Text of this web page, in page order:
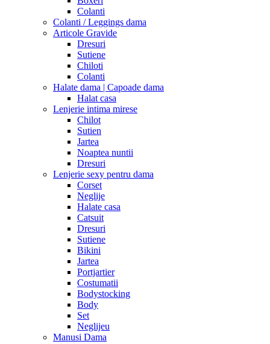
Colanti
Colanti / Leggings dama
Articole Gravide
Dresuri
Sutiene
Chiloti
Colanti
Halate dama | Capoade dama
Halat casa
Lenjerie intima mirese
Chilot
Sutien
Jartea
Noaptea nuntii
Dresuri
Lenjerie sexy pentru dama
Corset
Neglije
Halate casa
Catsuit
Dresuri
Sutiene
Bikini
Jartea
Portjartier
Costumatii
Bodystocking
Body
Set
Neglijeu
Manusi Dama